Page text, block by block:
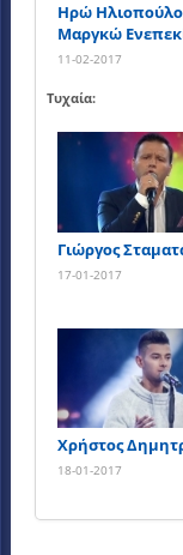
Ηρώ
Μαργκώ
11-02-2017
Τυχαία:
Γιώργος
17-01-2017
Χρήστος
18-01-2017